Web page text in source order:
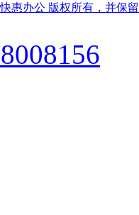
惠办公 版权所有，并保留